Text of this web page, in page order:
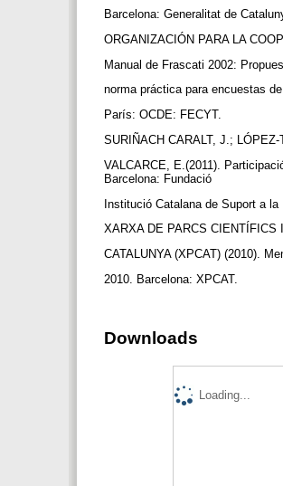
Barcelona: Generalitat de
ORGANIZACIÓN PARA LA
Manual de Frascati 2002:
norma práctica para encuestas
París: OCDE: FECYT.
SURIÑACH CARALT, J.;
VALCARCE, E.(2011).
Barcelona: Fundació
Institució Catalana de Suport a la
XARXA DE PARCS CIENTÍFICS
CATALUNYA (XPCAT) (2010).
2010. Barcelona: XPCAT.
Downloads
Loading...